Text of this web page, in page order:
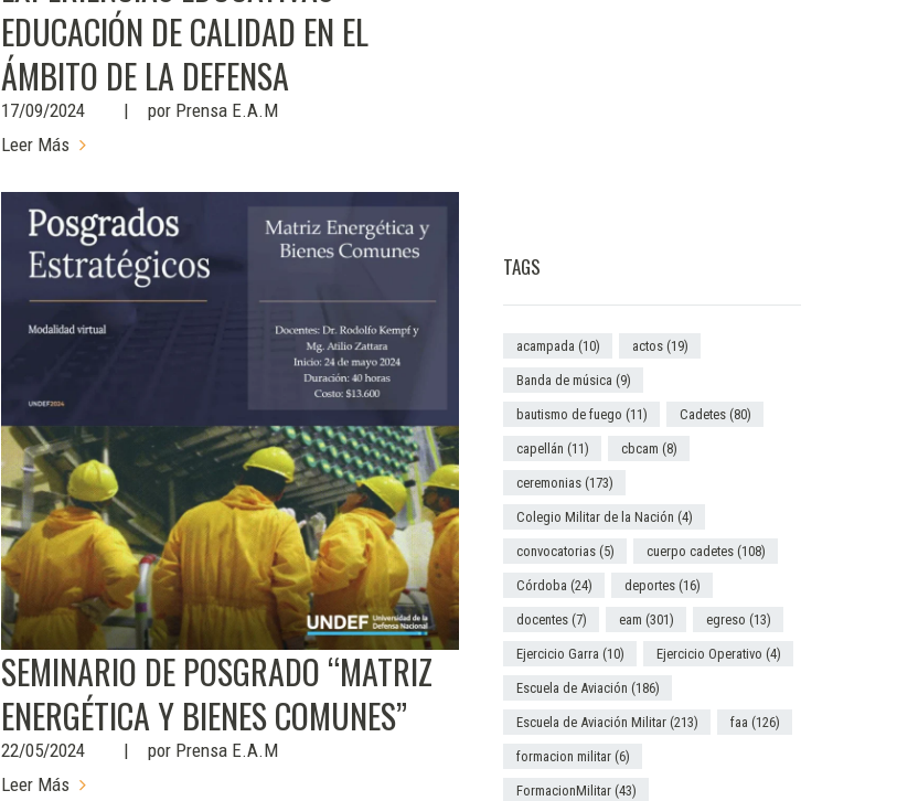
EDUCACIÓN DE CALIDAD EN EL
ÁMBITO DE LA DEFENSA
17/09/2024 por Prensa E.A.M
Leer Más
SEMINARIO DE POSGRADO “MATRIZ
ENERGÉTICA Y BIENES COMUNES”
22/05/2024 por Prensa E.A.M
Leer Más
TAGS
acampada (10) actos(19)
Banda de música (9)
bautismo de fuego (11) Cadetes(80)
capellán (11) cbcam (8)
ceremonias(173)
Colegio Militar de la Nación (4)
convocatorias(5) cuerpo cadetes(108)
Córdoba (24) deportes(16)
docentes(7) eam (301) egreso (13)
Ejercicio Garra (10) Ejercicio Operativo (4)
Escuela de Aviación (186)
Escuela de Aviación Militar(213) faa (126)
formacion militar(6)
FormacionMilitar(43)